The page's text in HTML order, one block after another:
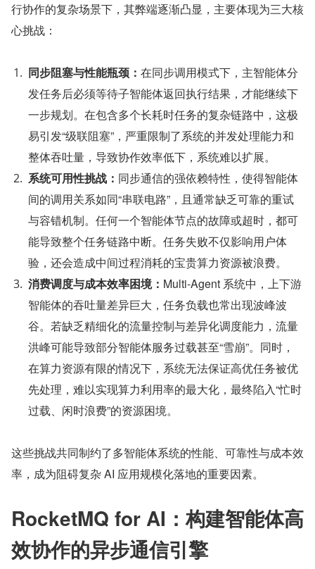
行协作的复杂场景下，其弊端逐渐凸显，主要体现为三大核
心挑战：
同步阻塞与性能瓶颈： 在同步调用模式下，主智能体分
发任务后必须等待子智能体返回执行结果，才能继续下
一步规划。在包含多个长耗时任务的复杂链路中，这极
易引发“级联阻塞”，严重限制了系统的并发处理能力和
整体吞吐量，导致协作效率低下，系统难以扩展。
系统可用性挑战： 同步通信的强依赖特性，使得智能体
间的调用关系如同“串联电路”，且通常缺乏可靠的重试
与容错机制。任何一个智能体节点的故障或超时，都可
能导致整个任务链路中断。任务失败不仅影响用户体
验，还会造成中间过程消耗的宝贵算力资源被浪费。
消费调度与成本效率困境： Multi-Agent 系统中，上下游
智能体的吞吐量差异巨大，任务负载也常出现波峰波
谷。若缺乏精细化的流量控制与差异化调度能力，流量
洪峰可能导致部分智能体服务过载甚至“雪崩”。同时，
在算力资源有限的情况下，系统无法保证高优任务被优
先处理，难以实现算力利用率的最大化，最终陷入“忙时
过载、闲时浪费”的资源困境。
这些挑战共同制约了多智能体系统的性能、可靠性与成本效
率，成为阻碍复杂 AI 应用规模化落地的重要因素。
RocketMQ for AI：构建智能体高
效协作的异步通信引擎